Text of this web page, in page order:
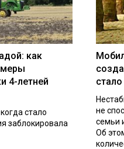
как
4-летней
стало
заблокировала
не
семьи
Об